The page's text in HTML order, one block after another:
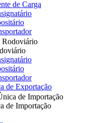
de Carga
Rodoviário
de Exportação
de Importação
de Importação